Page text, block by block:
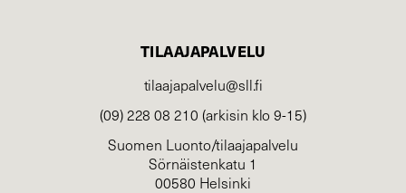
TILAAJAPALVELU
tilaajapalvelu@sll.fi
(09) 228 08 210 (arkisin klo 9-15)
Suomen Luonto/tilaajapalvelu
Sörnäistenkatu 1
00580 Helsinki